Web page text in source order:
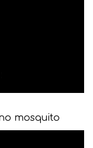
mosquito